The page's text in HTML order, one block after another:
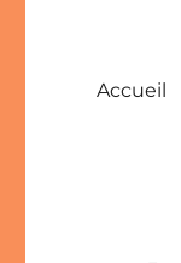
Accueil